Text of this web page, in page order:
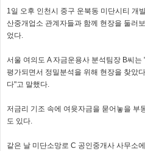
1일 오후 인천시 중구 운북동 미단시티 개
산중개업소 관계자들과 함께 현장을 둘러
었다.
서울 여의도 A 자금운용사 분석팀장 B씨
평가되면서 정밀분석을 위해 현장을 찾았
다"고 말했다.
저금리 기조 속에 여윳자금을 묻어놓을 부
도 있다.
같은 날 미단소망로 C 공인중개사 사무소